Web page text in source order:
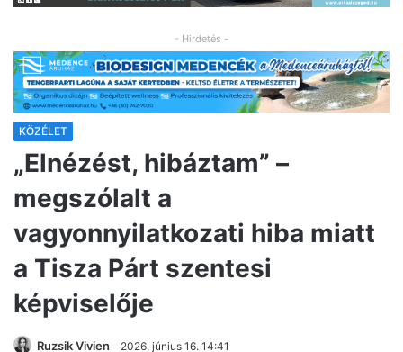
- Hirdetés -
KÖZÉLET
„Elnézést, hibáztam” –
megszólalt a
vagyonnyilatkozati hiba miatt
a Tisza Párt szentesi
képviselője
Ruzsik Vivien 2026, június 16. 14:41